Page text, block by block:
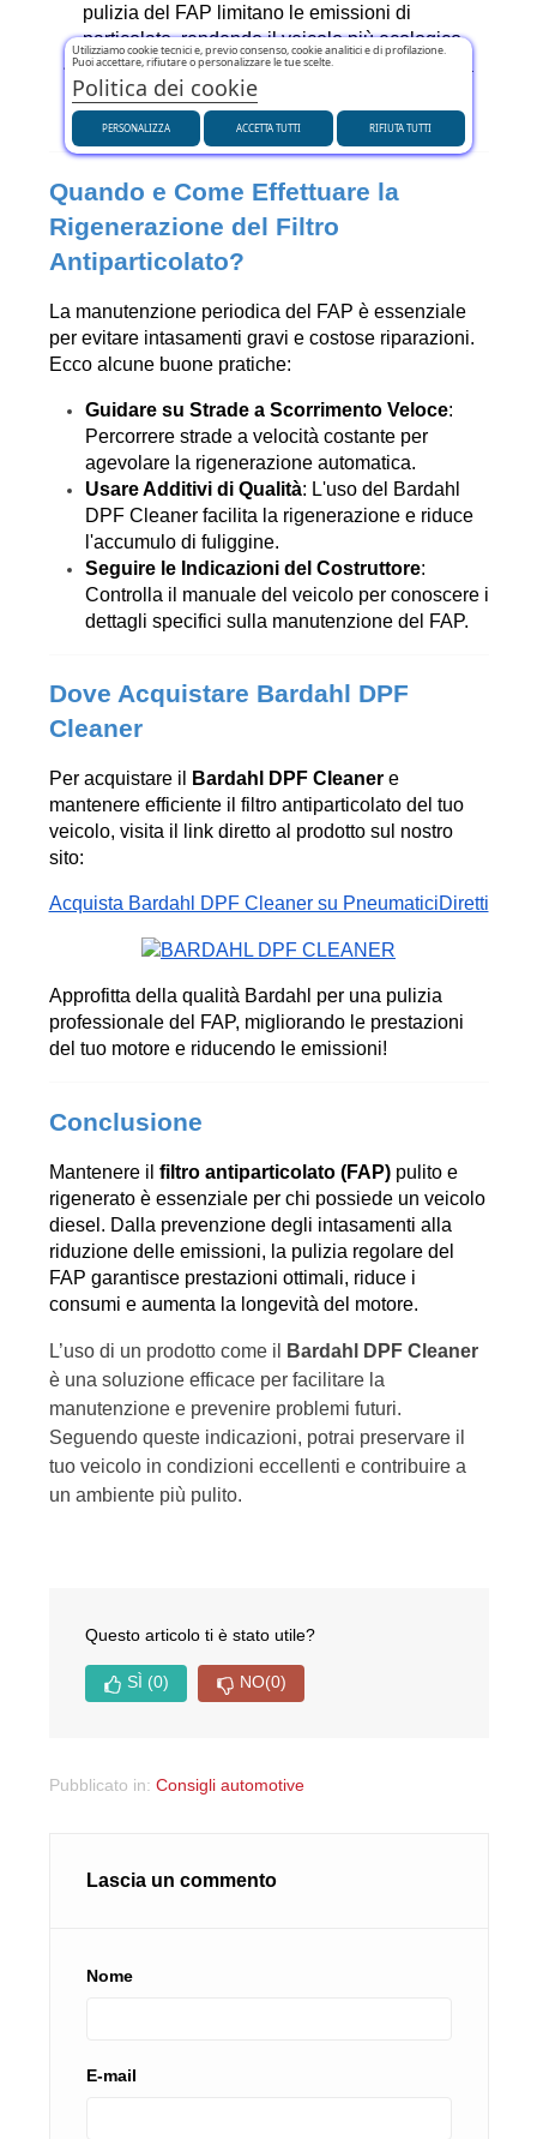
pulizia del FAP limitano le emissioni di
particolato, rendendo il veicolo più ecologico.
Aumento della Durata del Motore
del FAP previene danni e sovraccarichi,
preservando la vita utile del motore.
Quando e Come Effettuare la
Rigenerazione del Filtro
Antiparticolato?
La manutenzione periodica del FAP è essenziale
per evitare intasamenti gravi e costose riparazioni.
Ecco alcune buone pratiche:
Guidare su Strade a Scorrimento Veloce:
Percorrere strade a velocità costante per
agevolare la rigenerazione automatica.
Usare Additivi di Qualità: L'uso del Bardahl
DPF Cleaner facilita la rigenerazione e riduce
l'accumulo di fuliggine.
Seguire le Indicazioni del Costruttore:
Controlla il manuale del veicolo per conoscere i
dettagli specifici sulla manutenzione del FAP.
Dove Acquistare Bardahl DPF
Cleaner
Per acquistare il Bardahl DPF Cleaner e
mantenere efficiente il filtro antiparticolato del tuo
veicolo, visita il link diretto al prodotto sul nostro
sito:
Acquista Bardahl DPF Cleaner su PneumaticiDiretti
Approfitta della qualità Bardahl per una pulizia
professionale del FAP, migliorando le prestazioni
del tuo motore e riducendo le emissioni!
Conclusione
Mantenere il filtro antiparticolato (FAP) pulito e
rigenerato è essenziale per chi possiede un veicolo
diesel. Dalla prevenzione degli intasamenti alla
riduzione delle emissioni, la pulizia regolare del
FAP garantisce prestazioni ottimali, riduce i
consumi e aumenta la longevità del motore.
L’uso di un prodotto come il
Bardahl DPF Cleaner
è una soluzione efficace per facilitare la
manutenzione e prevenire problemi futuri.
Seguendo queste indicazioni, potrai preservare il
tuo veicolo in condizioni eccellenti e contribuire a
un ambiente più pulito.
Questo articolo ti è stato utile?
SÌ (0) NO(0)
Pubblicato in: Consigli automotive
Lascia un commento
Nome
E-mail
Utilizziamo cookie tecnici e, previo consenso, cookie analitici e di profilazione.
Puoi accettare, rifiutare o personalizzare le tue scelte.
Politica dei cookie
PERSONALIZZA RIFIUTA TUTTI
ACCETTA TUTTI